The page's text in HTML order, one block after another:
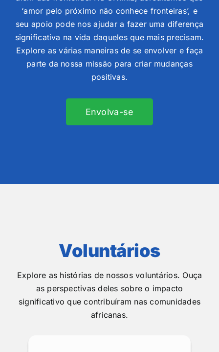
‘amor pelo próximo não conhece fronteiras’, e
seu apoio pode nos ajudar a fazer uma diferença
significativa na vida daqueles que mais precisam.
Explore as várias maneiras de se envolver e faça
parte da nossa missão para criar mudanças
positivas.
Envolva-se
Voluntários
Explore as histórias de nossos voluntários. Ouça
as perspectivas deles sobre o impacto
significativo que contribuíram nas comunidades
africanas.